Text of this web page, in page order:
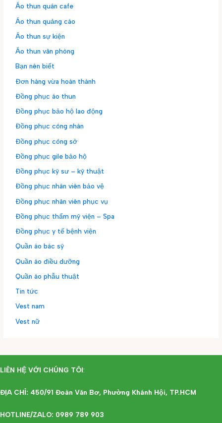
Áo thun quán cafe
Áo thun quảng cáo
Áo thun sự kiện
Áo thun văn phòng
Bạn nên biết
Đơn hàng vừa hoàn thành
Đồng phục áo thun
Đồng phục bảo hộ lao động
Đồng phục công nhân
Đồng phục công sở
Đồng phục gile bảo hộ
Đồng phục kỹ sư – kỹ thuật
Đồng phục nhân viên bảo vệ
Đồng phục nhân viên phục vụ
Đồng phục thẩm mỹ viện – Spa
Đồng phục y tế bệnh viện
Quần áo bác sỹ
Quần áo điều dưỡng
Quần áo phẫu thuật
Tin tức
Vest nam
Vest nữ
LIÊN HỆ VỚI CHÚNG TÔI:
ĐỊA CHỈ: 450/91 Đoàn Văn Bơ, Phường Khánh Hội, TP.HCM
HOTLINE/ZALO: 0989 789 903